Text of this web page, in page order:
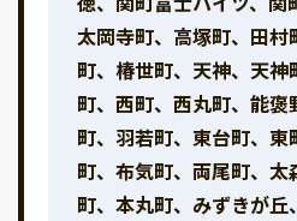
太岡寺町、高塚町、田
町、椿世町、天神、天
町、西町、西丸町、能
町、羽若町、東台町、
町、布気町、両尾町、
町、本丸町、みずきが